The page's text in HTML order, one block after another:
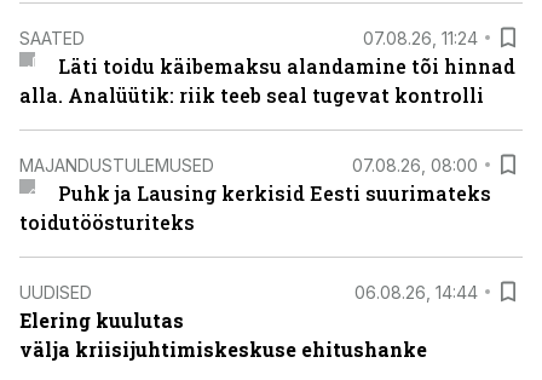
SAATED 07.08.26, 11:24
Läti toidu käibemaksu alandamine tõi hinnad
alla. Analüütik: riik teeb seal tugevat kontrolli
MAJANDUSTULEMUSED 07.08.26, 08:00
Puhk ja Lausing kerkisid Eesti suurimateks
toidutöösturiteks
UUDISED 06.08.26, 14:44
Elering kuulutas
välja kriisijuhtimiskeskuse ehitushanke